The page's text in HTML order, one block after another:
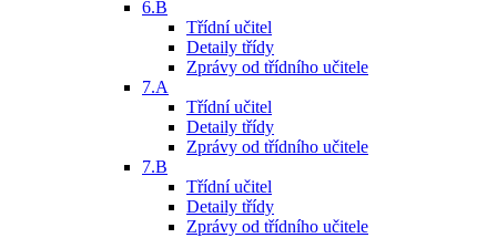
6.B
Třídní učitel
Detaily třídy
Zprávy od třídního učitele
7.A
Třídní učitel
Detaily třídy
Zprávy od třídního učitele
7.B
Třídní učitel
Detaily třídy
Zprávy od třídního učitele